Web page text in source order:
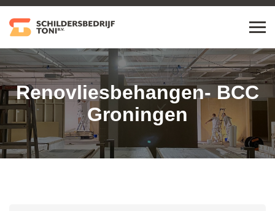
Renovliesbehangen- BCC
Groningen